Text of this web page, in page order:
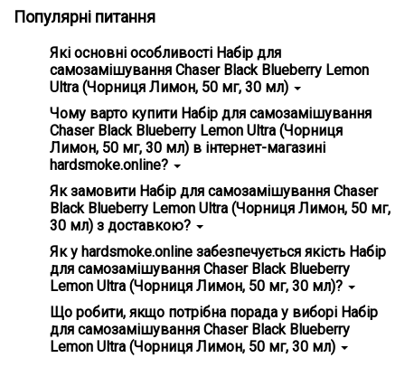
Популярні питання
Які основні особливості Набір для
самозамішування Chaser Black Blueberry Lemon
Ultra (Чорниця Лимон, 50 мг, 30 мл)
Головні особливості Набір для самозамішування Chaser
Black Blueberry Lemon Ultra (Чорниця Лимон, 50 мг, 30
мл) - гарантія справжності, зручність використання.
Чому варто купити Набір для самозамішування
Chaser Black Blueberry Lemon Ultra (Чорниця
Лимон, 50 мг, 30 мл) в інтернет-магазині
hardsmoke.online?
На нашому сайті ви знайдете широкий вибір кальянної
продукції та все для вейпінгу. Замовте Набір для
самозамішування Chaser Black Blueberry Lemon Ultra
(Чорниця Лимон, 50 мг, 30 мл) та насолоджуйтесь
високою якістю з доставкою додому! 💵 Ціна всього - 300
грн
Як замовити Набір для самозамішування Chaser
Black Blueberry Lemon Ultra (Чорниця Лимон, 50 мг,
30 мл) з доставкою?
Просто додайте Набір для самозамішування Chaser
Black Blueberry Lemon Ultra (Чорниця Лимон, 50 мг, 30
мл) у кошик на нашому сайті ✅ та оформіть замовлення.
Ми забезпечимо швидку доставку по всій Україні, і ви
зможете отримати ваше замовлення у зручному для вас
місці! 📮
Як у hardsmoke.online забезпечується якість Набір
для самозамішування Chaser Black Blueberry
Lemon Ultra (Чорниця Лимон, 50 мг, 30 мл)?
Ми ретельно вибираємо постачальників та продукти,
стежимо за дотриманням стандартів якості. Усі товари
сертифіковані та відповідають міжнародним нормам.
Переконайтеся самі, вибравши наші продукти! ✅
Що робити, якщо потрібна порада у виборі Набір
для самозамішування Chaser Black Blueberry
Lemon Ultra (Чорниця Лимон, 50 мг, 30 мл)